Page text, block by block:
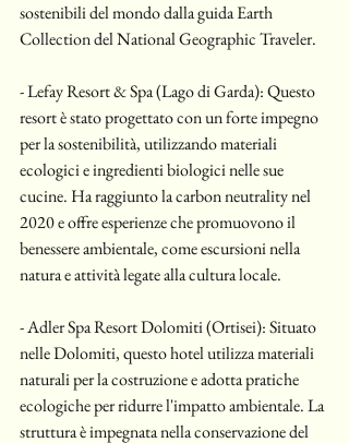
sostenibili del mondo dalla guida Earth
Collection del National Geographic Traveler.
- Lefay Resort & Spa (Lago di Garda): Questo
resort è stato progettato con un forte impegno
per la sostenibilità, utilizzando materiali
ecologici e ingredienti biologici nelle sue
cucine. Ha raggiunto la carbon neutrality nel
2020 e offre esperienze che promuovono il
benessere ambientale, come escursioni nella
natura e attività legate alla cultura locale.
- Adler Spa Resort Dolomiti (Ortisei): Situato
nelle Dolomiti, questo hotel utilizza materiali
naturali per la costruzione e adotta pratiche
ecologiche per ridurre l'impatto ambientale. La
struttura è impegnata nella conservazione del